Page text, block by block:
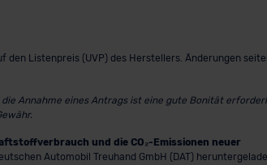
Listenpreis (UVP) des Herstellers. Änderungen
Annahme eines Antrags ist eine gute Bonität
und die CO₂-Emissionen neuer
Automobil Treuhand GmbH (DAT)